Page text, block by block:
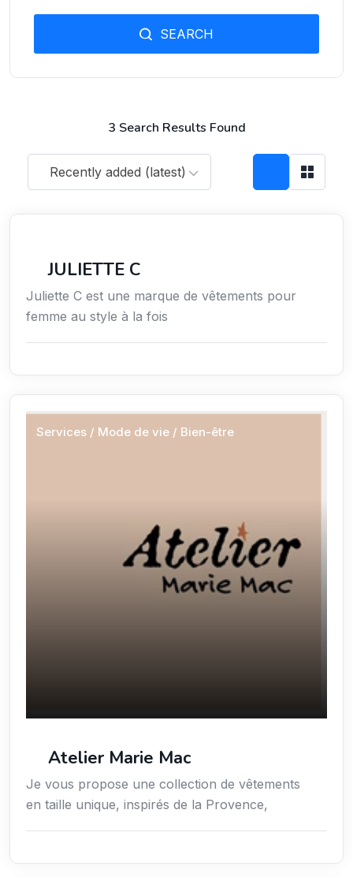
3 Search Results Found
Recently added (latest)
JULIETTE C
Juliette C est une marque de vêtements pour
femme au style à la fois
Services / Mode de vie / Bien-être
Atelier Marie Mac
Je vous propose une collection de vêtements
en taille unique, inspirés de la Provence,
SEARCH